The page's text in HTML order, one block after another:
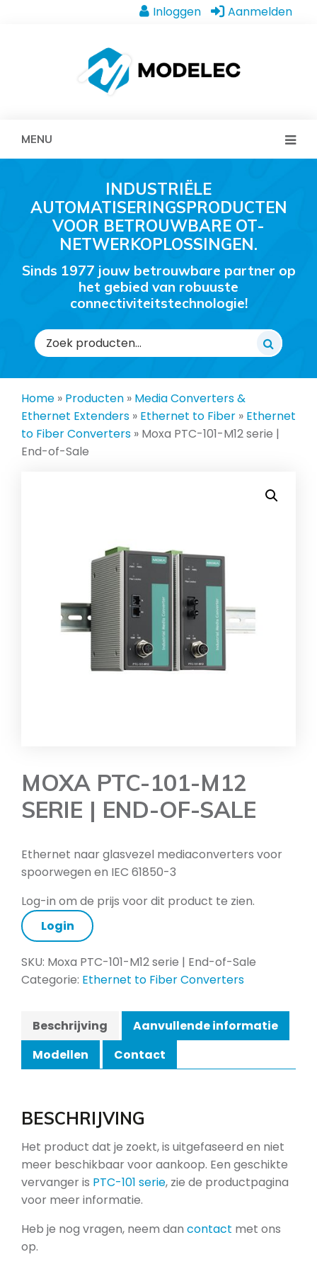
Inloggen Aanmelden
MENU
INDUSTRIËLE
AUTOMATISERINGSPRODUCTEN
VOOR BETROUWBARE OT-
NETWERKOPLOSSINGEN.
Sinds 1977 jouw betrouwbare partner op
het gebied van robuuste
connectiviteitstechnologie!
Zoeken
naar:
Home » Producten » Media Converters &
Ethernet Extenders » Ethernet to Fiber » Ethernet
to Fiber Converters » Moxa PTC-101-M12 serie |
End-of-Sale
MOXA PTC-101-M12
SERIE | END-OF-SALE
Ethernet naar glasvezel mediaconverters voor
spoorwegen en IEC 61850-3
Log-in om de prijs voor dit product te zien.
Login
SKU: Moxa PTC-101-M12 serie | End-of-Sale
Categorie: Ethernet to Fiber Converters
Beschrijving
Aanvullende informatie
Modellen
Contact
BESCHRIJVING
Het product dat je zoekt, is uitgefaseerd en niet
meer beschikbaar voor aankoop. Een geschikte
vervanger is PTC-101 serie, zie de productpagina
voor meer informatie.
Heb je nog vragen, neem dan contact met ons
op.